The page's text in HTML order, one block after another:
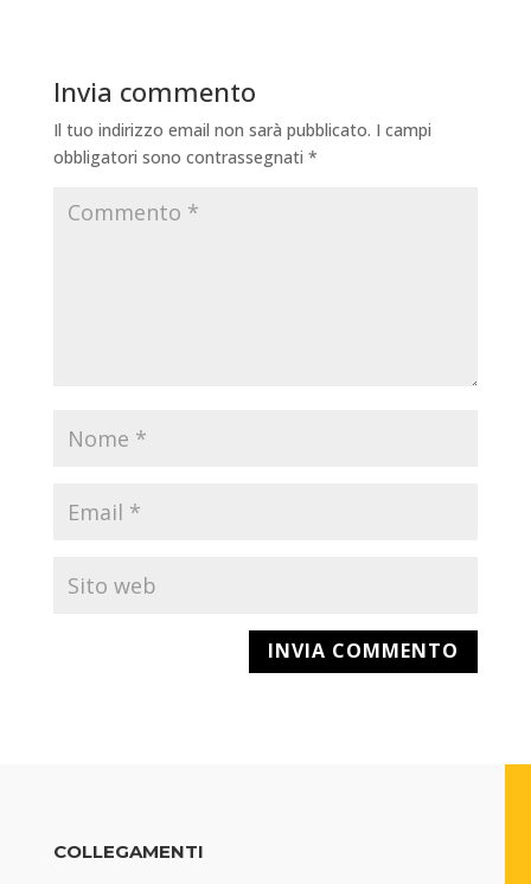
Invia commento
Il tuo indirizzo email non sarà pubblicato. I campi
obbligatori sono contrassegnati *
COLLEGAMENTI